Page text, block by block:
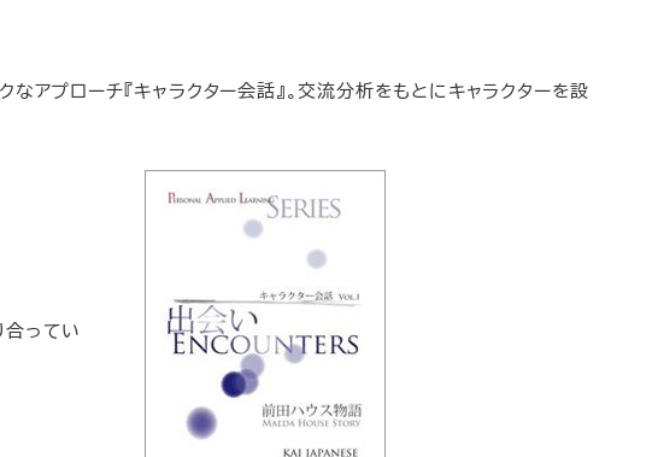
アプローチ『キャラクター会話』。交流分析をもとにキャラクターを設
合ってい